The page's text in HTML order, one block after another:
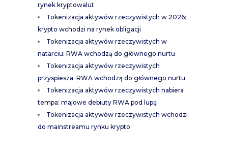
rynek kryptowalut
Tokenizacja aktywów rzeczywistych w 2026:
krypto wchodzi na rynek obligacji
Tokenizacja aktywów rzeczywistych w
natarciu: RWA wchodzą do głównego nurtu
Tokenizacja aktywów rzeczywistych
przyspiesza. RWA wchodzą do głównego nurtu
Tokenizacja aktywów rzeczywistych nabiera
tempa: majowe debiuty RWA pod lupą
Tokenizacja aktywów rzeczywistych wchodzi
do mainstreamu rynku krypto